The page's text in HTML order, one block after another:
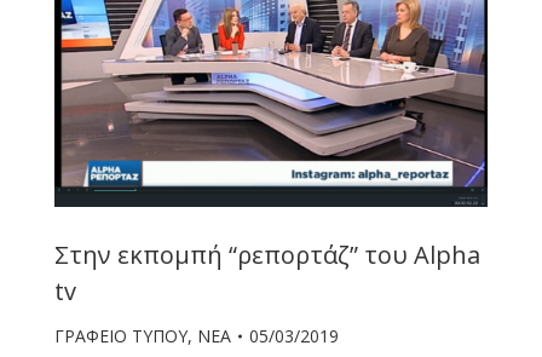
Στην εκπομπή “ρεπορτάζ” του Alpha
tv
ΓΡΑΦΕΙΟ ΤΥΠΟΥ, ΝΕΑ
05/03/2019